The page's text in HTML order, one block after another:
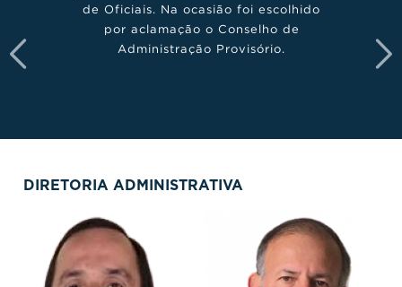
de Oficiais. Na ocasião foi escolhido
por aclamação o Conselho de
Administração Provisório.
DIRETORIA ADMINISTRATIVA